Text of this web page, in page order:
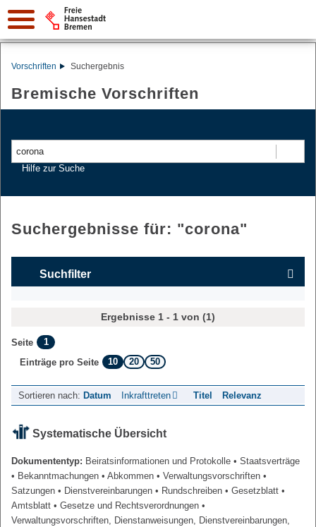
Vorschriften Suchergebnis
Bremische Vorschriften
Hilfe zur Suche
Suchergebnisse für: "corona"
Suchfilter
Ergebnisse 1 - 1 von (1)
Seite
1
Einträge pro Seite
10 20 50
Sortieren nach: Datum Inkrafttreten Titel Relevanz
Systematische Übersicht
Dokumententyp: Beiratsinformationen und Protokolle • Staatsverträge
• Bekanntmachungen • Abkommen • Verwaltungsvorschriften •
Satzungen • Dienstvereinbarungen • Rundschreiben • Gesetzblatt •
Amtsblatt • Gesetze und Rechtsverordnungen •
Verwaltungsvorschriften, Dienstanweisungen, Dienstvereinbarungen,